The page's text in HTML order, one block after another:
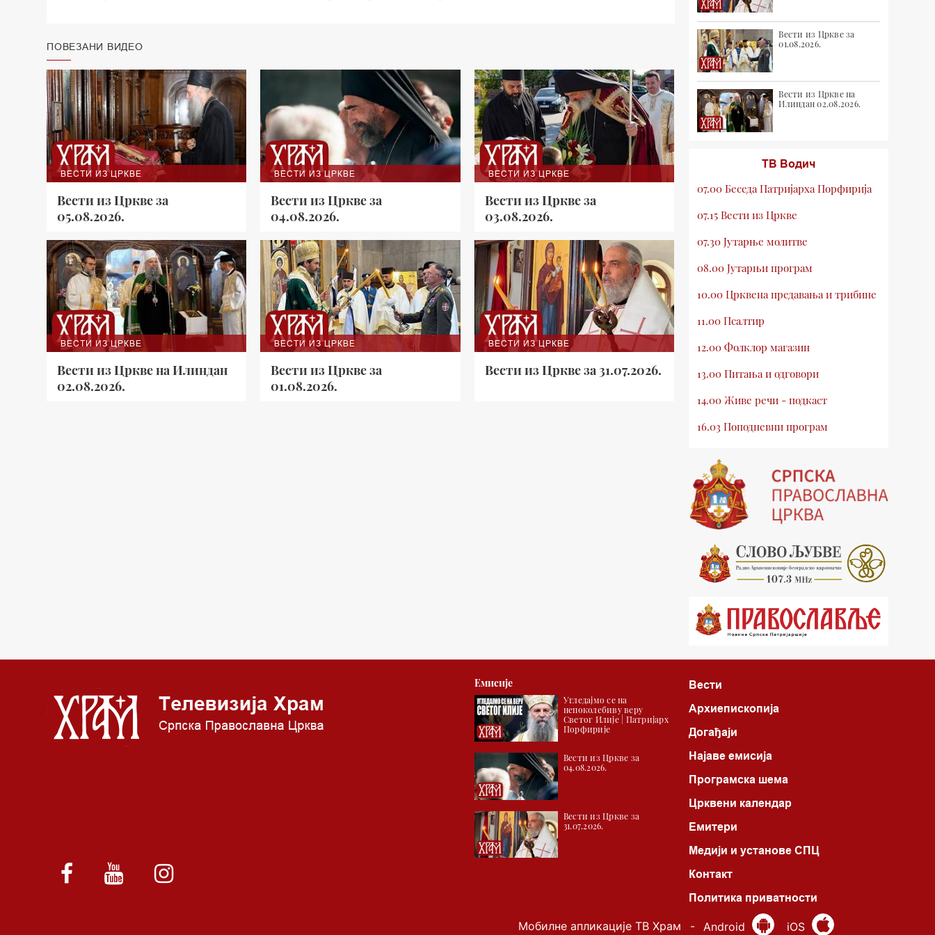
ПОВЕЗАНИ ВИДЕО
ВЕСТИ ИЗ ЦРКВЕ
Вести из Цркве за
05.08.2026.
ВЕСТИ ИЗ ЦРКВЕ
Вести из Цркве за
04.08.2026.
ВЕСТИ ИЗ ЦРКВЕ
Вести из Цркве за
03.08.2026.
ВЕСТИ ИЗ ЦРКВЕ
Вести из Цркве на Илиндан
02.08.2026.
ВЕСТИ ИЗ ЦРКВЕ
Вести из Цркве за
01.08.2026.
ВЕСТИ ИЗ ЦРКВЕ
Вести из Цркве за 31.07.2026.
Вести из Цркве за
01.08.2026.
Вести из Цркве на
Илиндан 02.08.2026.
ТВ Водич
07.00 Беседа Патријарха Порфирија
07.15 Вести из Цркве
07.30 Јутарње молитве
08.00 Јутарњи програм
10.00 Црквена предавања и трибине
11.00 Псалтир
12.00 Фолклор магазин
13.00 Питања и одговори
14.00 Живе речи - подкаст
16.03 Поподневни програм
19.03 Млади у Цркви
19.30 Вечерње молитве
20.00 Вести из Цркве
20.15 Реч архијереја
20.30 Хроника Архиепископије
21.03 Врлинослов
22.03 Црквена предавања и трибине
00.03 Црквена предавања и трибине
01.03 Живе речи - подкаст
*најважније вести емитујемо на
Емисије
Угледајмо се на
непоколебиву веру
Светог Илије | Патријарх
Порфирије
Вести из Цркве за
04.08.2026.
Вести из Цркве за
31.07.2026.
Вести
Архиепископија
Догађаји
Најаве емисија
Програмска шема
Црквени календар
Емитери
Медији и установе СПЦ
Контакт
Политика приватности
Мобилне апликације ТВ Храм - Android iOS